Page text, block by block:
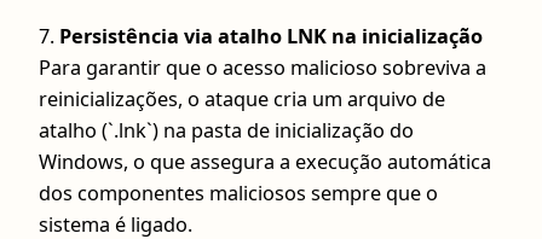
7. Persistência via atalho LNK na inicialização
Para garantir que o acesso malicioso sobreviva a
reinicializações, o ataque cria um arquivo de
atalho (`.lnk`) na pasta de inicialização do
Windows, o que assegura a execução automática
dos componentes maliciosos sempre que o
sistema é ligado.